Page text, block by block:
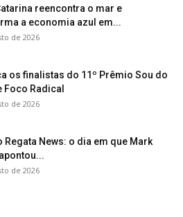
reencontra o mar e
a economia azul em...
de 2026
os finalistas do 11º Prêmio Sou do
Foco Radical
de 2026
Regata News: o dia em que Mark
de 2026